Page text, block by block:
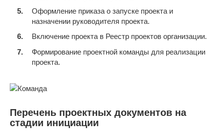
Оформление приказа о запуске проекта и
назначении руководителя проекта.
Включение проекта в Реестр проектов организации.
Формирование проектной команды для реализации
проекта.
Перечень проектных документов на
стадии инициации